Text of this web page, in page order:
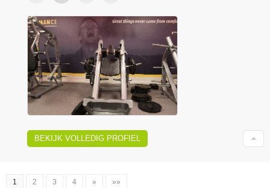
BEKIJK VOLLEDIG PROFIEL
1 2 3 4 » »»